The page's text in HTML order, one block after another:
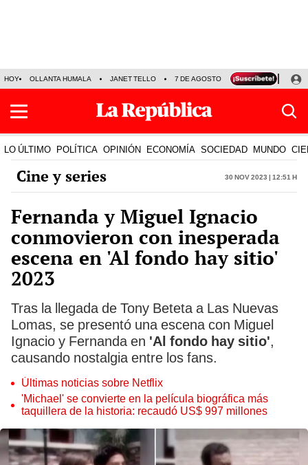
HOY OLLANTA HUMALA JANET TELLO 7 DE AGOSTO TINKA RESULTADOS
LO ÚLTIMO POLÍTICA OPINIÓN ECONOMÍA SOCIEDAD MUNDO
Cine y series 30 Nov 2023 | 12:51 h
Fernanda y Miguel Ignacio
conmovieron con inesperada
escena en 'Al fondo hay sitio'
2023
Tras la llegada de Tony Beteta a Las Nuevas
Lomas, se presentó una escena con Miguel
Ignacio y Fernanda en 'Al fondo hay sitio',
causando nostalgia entre los fans.
Últimas noticias sobre Netflix
'Michael' se convierte en la película biográfica más
taquillera de la historia: recaudó US$ 997 millones